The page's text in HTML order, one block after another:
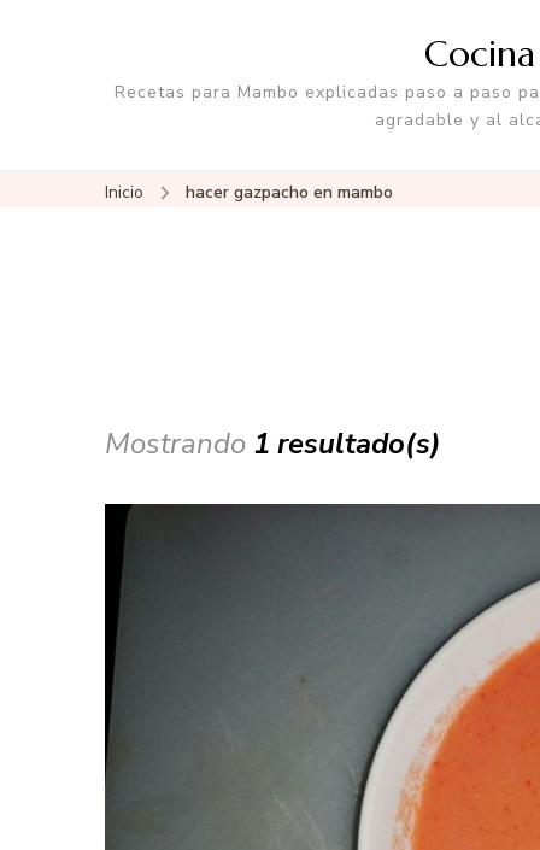
Recetas para Mambo explicadas paso a paso
agradable y al
Inicio hacer gazpacho en mambo
Mostrando 1 resultado(s)